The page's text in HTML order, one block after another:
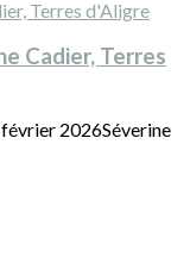
Cadier, Terres
2026Séverine